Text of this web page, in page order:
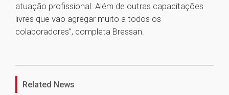
atuação profissional. Além de outras capacitações
livres que vão agregar muito a todos os
colaboradores”, completa Bressan.
Related News